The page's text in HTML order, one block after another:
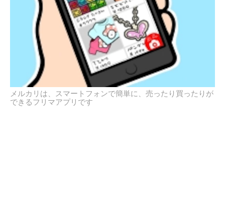
メルカリは、スマートフォンで簡単に、売ったり買ったりが
できるフリマアプリです